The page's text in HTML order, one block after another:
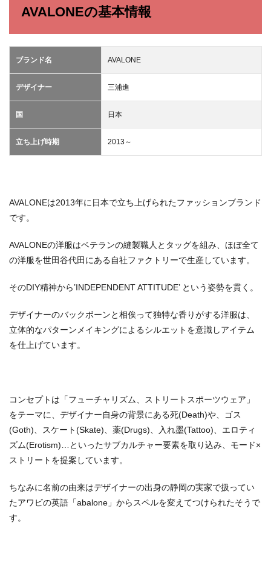
2
場
バイ
ヤー
が見
スス
メア
AVALONE
を取り扱
ショップ
5
サイ
AVALONEの基本情報
ブランド名 AVALONE
デザイナー 三浦進
国 日本
立ち上げ時期 2013～
AVALONEは2013年に日本で立ち上げられたファッションブランド
です。
AVALONEの洋服はベテランの縫製職人とタッグを組み、ほぼ全て
の洋服を世田谷代田にある自社ファクトリーで生産しています。
そのDIY精神から’INDEPENDENT ATTITUDE’ という姿勢を貫く。
デザイナーのバックボーンと相俟って独特な香りがする洋服は、
立体的なパターンメイキングによるシルエットを意識しアイテム
を仕上げています。
コンセプトは「フューチャリズム、ストリートスポーツウェア」
をテーマに、デザイナー自身の背景にある死(Death)や、ゴス
(Goth)、スケート(Skate)、薬(Drugs)、入れ墨(Tattoo)、エロティ
ズム(Erotism)…といったサブカルチャー要素を取り込み、モード×
ストリートを提案しています。
ちなみに名前の由来はデザイナーの出身の静岡の実家で扱ってい
たアワビの英語「abalone」からスペルを変えてつけられたそうで
す。